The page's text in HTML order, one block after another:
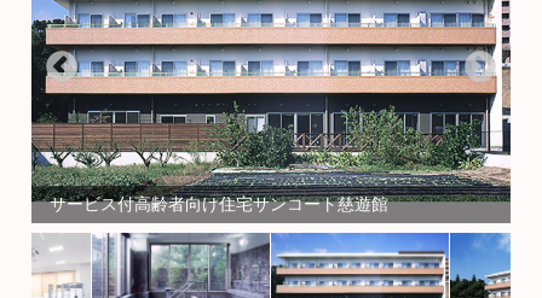
サービス付高齢者向け住宅サンコート慈遊館